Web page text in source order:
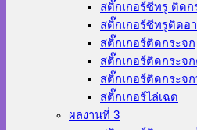
สติ๊กเกอร์ซีทรู ติดก
สติ๊กเกอร์ซีทรูติดอ
สติ๊กเกอร์ติดกระจก
สติ๊กเกอร์ติดกระจ
สติ๊กเกอร์ติดกระจ
สติ๊กเกอร์ไล่เฉด
ผลงานที่ 3